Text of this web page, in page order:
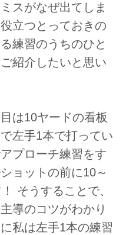
スがなぜ出てしま
立つとっておきの
練習のうちのひと
紹介したいと思い
は10ヤードの看板
左手1本で打ってい
プローチ練習をす
ョットの前に10～
そうすることで、
導のコツがわかり
私は左手1本の練習